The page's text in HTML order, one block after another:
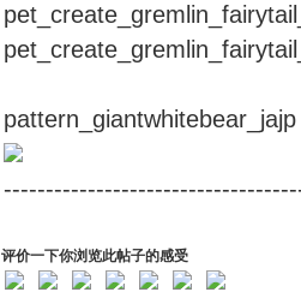
评价一下你浏览此帖子的感受